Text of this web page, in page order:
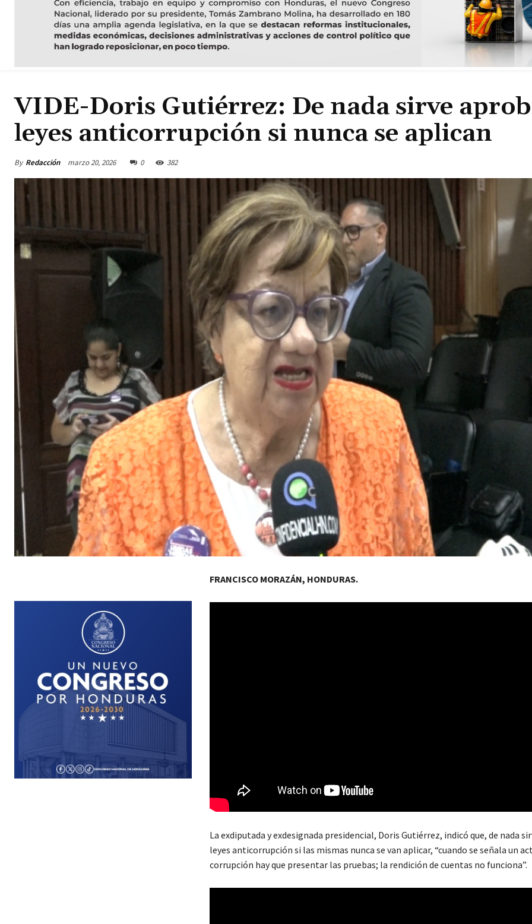
VIDE-Doris Gutiérrez: De nada sirve
leyes anticorrupción si nunca se aplican
By Redacción marzo 20, 2026 0 382
FRANCISCO MORAZÁN, HONDURAS.
La exdiputada y exdesignada presidencial, Doris Gutiérrez, indicó que, de nada
leyes anticorrupción si las mismas nunca se van aplicar, “cuando se señala un
corrupción hay que presentar las pruebas; la rendición de cuentas no funciona”.